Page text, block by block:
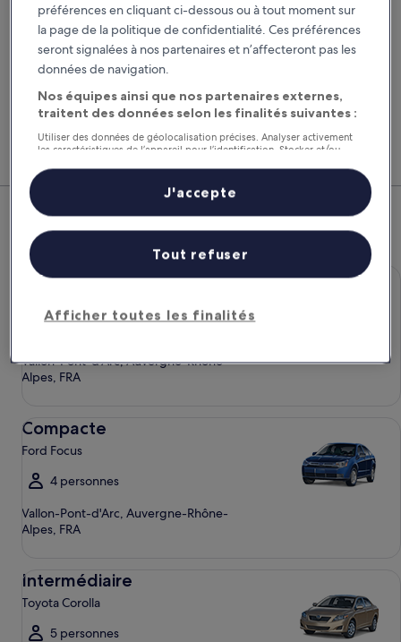
J’ai un code de réduction
Rechercher
hôtel et location de voiture pour économiser au
Vallon-Pont-d'Arc : nos
meilleures offres de voitures
Économique
Vallon-Pont-d'Arc, Auvergne-Rhône-
Alpes, FRA
Économique Chevrolet Spark
Compacte
Ford Focus
4 personnes
Vallon-Pont-d'Arc, Auvergne-Rhône-
Alpes, FRA
Intermédiaire
Toyota Corolla
5 personnes
préférences en cliquant ci-dessous ou à tout moment sur
la page de la politique de confidentialité. Ces préférences
seront signalées à nos partenaires et n’affecteront pas les
données de navigation.
Nos équipes ainsi que nos partenaires externes,
traitent des données selon les finalités suivantes :
Utiliser des données de géolocalisation précises. Analyser activement
les caractéristiques de l’appareil pour l’identification. Stocker et/ou
personnalisés, mesure de performance des publicités et du contenu,
études d’audience et développement de services.
Liste de nos partenaires (fournisseurs)
Afficher toutes les finalités
Tout refuser
J'accepte